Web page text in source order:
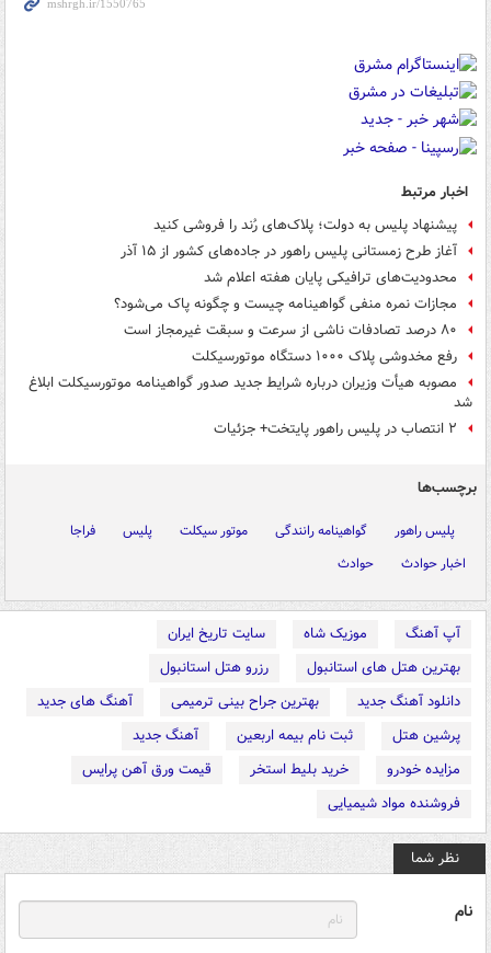
اخبار مرتبط
پیشنهاد پلیس به دولت؛ پلاک‌های رُند را فروشی کنید
آغاز طرح زمستانی پلیس راهور در جاده‌های کشور از ۱۵ آذر
محدودیت‌های ترافیکی پایان هفته اعلام شد
مجازات نمره منفی گواهینامه چیست و چگونه پاک می‌شود؟
۸۰ درصد تصادفات ناشی از سرعت و سبقت غیرمجاز است
رفع مخدوشی پلاک ۱۰۰۰ دستگاه موتورسیکلت‌
مصوبه هیأت وزیران درباره شرایط جدید صدور گواهینامه موتورسیکلت ابلاغ
شد
۲ انتصاب در پلیس راهور پایتخت+ جزئیات
برچسب‌ها
پلیس راهور گواهینامه رانندگی موتور سیکلت پلیس
فراجا
اخبار حوادث
حوادث
آپ آهنگ موزیک شاه
سایت تاریخ ایران
بهترین هتل های استانبول
رزرو هتل استانبول
دانلود آهنگ جدید
بهترین جراح بینی ترمیمی
آهنگ های جدید
پرشین هتل
ثبت نام بیمه اربعین
آهنگ جدید
مزایده خودرو
خرید بلیط استخر
قیمت ورق آهن پرایس
فروشنده مواد شیمیایی
نظر شما
نام